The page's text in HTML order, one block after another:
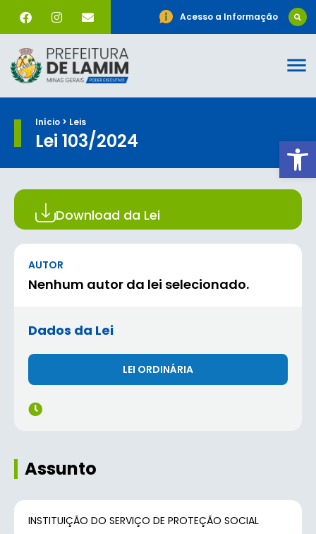
Acesso a Informação
Início > Leis
Lei 103/2024
Download da Lei
AUTOR
Nenhum autor da lei selecionado.
Dados da Lei
LEI ORDINÁRIA
Assunto
INSTITUIÇÃO DO SERVIÇO DE PROTEÇÃO SOCIAL